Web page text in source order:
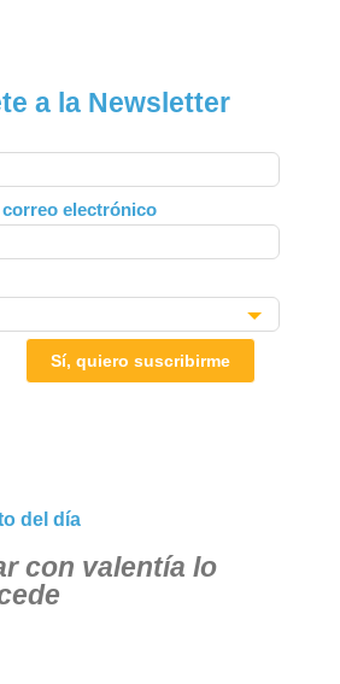
a la Newsletter
electrónico
Sí, quiero suscribirme
del día
con valentía lo